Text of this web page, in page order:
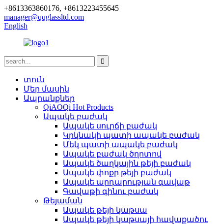
+8613363860176, +8613223455645
manager@qqglassltd.com
English
տուն
Մեր մասին
Ապրանքներ
QiAOQi Hot Products
Ապակե բաժակ
Ապակե սուրճի բաժակ
Կրկնակի պատի ապակե բաժակ
Մեկ պատի ապակե բաժակ
Ապակե բաժակ ծղոտով
Ապակե ծաղկային թեյի բաժակ
Ապակե փոքր թեյի բաժակ
Ապակե արդարության գավաթ
Գավաթի գինու բաժակ
Թեյաման
Ապակե թեյի կաթսա
Ապակե թեյի կաթսայի հավաքածու